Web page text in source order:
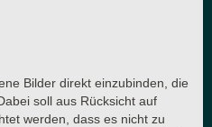
Bilder direkt einzubinden, die
soll aus Rücksicht auf
werden, dass es nicht zu